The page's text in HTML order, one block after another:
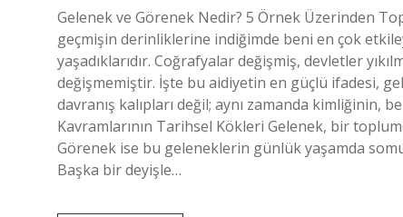
Gelenek ve Görenek Nedir? 5 Örnek Üzerinden
geçmişin derinliklerine indiğimde beni en çok
yaşadıklarıdır. Coğrafyalar değişmiş, devletler
değişmemiştir. İşte bu aidiyetin en güçlü ifadesi,
davranış kalıpları değil; aynı zamanda kimliğinin,
Kavramlarının Tarihsel Kökleri Gelenek, bir
Görenek ise bu geleneklerin günlük yaşamda
Başka bir deyişle…